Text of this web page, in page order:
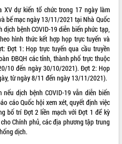
XV dự kiến tổ chức trong 17 ngày làm
bế mạc ngày 13/11/2021 tại Nhà Quốc
bệnh COVID-19 diễn biến phức tạp,
hình thức kết hợp họp trực tuyến và
Đợt 1: Họp trực tuyến qua cầu truyền
ĐBQH các tỉnh, thành phố trực thuộc
10 đến ngày 30/10/2021). Đợt 2: Họp
từ ngày 8/11 đến ngày 13/11/2021).
dịch bệnh COVID-19 vẫn diễn biến
cáo Quốc hội xem xét, quyết định việc
bố trí Đợt 2 liền mạch với Đợt 1 để kỳ
Chính phủ, các địa phương tập trung
dịch.